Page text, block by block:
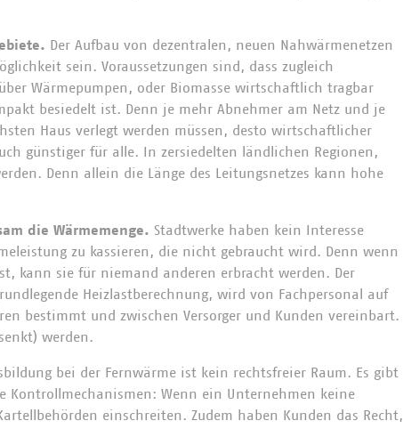
Der Aufbau von dezentralen, neuen Nahwärmenetzen
sein. Voraussetzungen sind, dass zugleich
Wärmepumpen, oder Biomasse wirtschaftlich tragbar
besiedelt ist. Denn je mehr Abnehmer am Netz und je
Haus verlegt werden müssen, desto wirtschaftlicher
günstiger für alle. In zersiedelten ländlichen Regionen,
Denn allein die Länge des Leitungsnetzes kann hohe
die Wärmemenge. Stadtwerke haben kein Interesse
zu kassieren, die nicht gebraucht wird. Denn wenn
kann sie für niemand anderen erbracht werden. Der
Heizlastberechnung, wird von Fachpersonal auf
bestimmt und zwischen Versorger und Kunden vereinbart.
werden.
bei der Fernwärme ist kein rechtsfreier Raum. Es gibt
Kontrollmechanismen: Wenn ein Unternehmen keine
einschreiten. Zudem haben Kunden das Recht,